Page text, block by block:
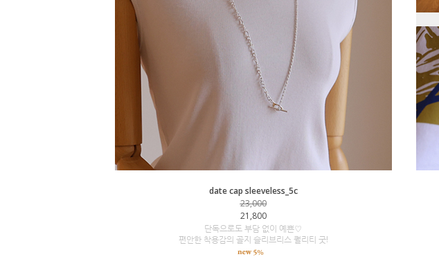
date cap sleeveless_5c
23,000
21,800
단독으로도 부담 없이 예쁜♡
편안한 착용감의 골지 슬리브리스 퀄리티 굿!